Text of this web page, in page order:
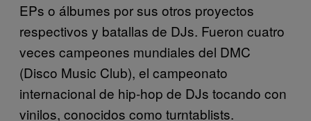
EPs o álbumes por sus otros proyectos
respectivos y batallas de DJs. Fueron cuatro
veces campeones mundiales del DMC
(Disco Music Club), el campeonato
internacional de hip-hop de DJs tocando con
vinilos, conocidos como turntablists.